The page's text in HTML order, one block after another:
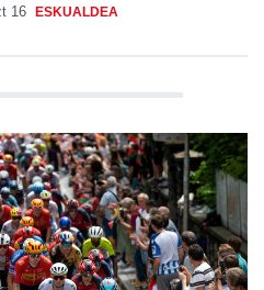
16 ESKUALDEA